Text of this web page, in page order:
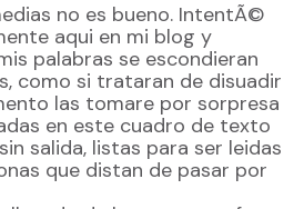
no es bueno. IntentÃ©
aqui en mi blog y
palabras se escondieran
como si trataran de disuadir
las tomare por sorpresa
en este cuadro de texto
salida, listas para ser leidas
que distan de pasar por